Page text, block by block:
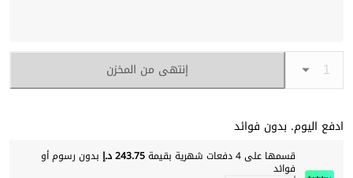
إنتهى من المخزن
ادفع اليوم. بدون فوائد
قسمها على 4 دفعات شهرية بقيمة 243.75 د.إ بدون رسوم أو
فوائد